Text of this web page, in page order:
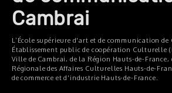
Cambrai
L’École supérieure d'art et de communication de
Établissement public de coopération Culturelle
Ville de Cambrai, de la Région Hauts-de-France,
Régionale des Affaires Culturelles Hauts-de-
de commerce et d'industrie Hauts-de-France.